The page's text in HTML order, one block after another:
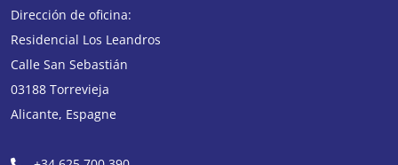
Dirección de oficina:
Residencial Los Leandros
Calle San Sebastián
03188 Torrevieja
Alicante, Espagne